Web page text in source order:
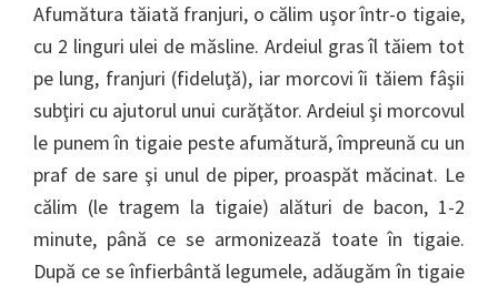
Afumătura tăiată franjuri, o călim uşor într-o tigaie,
cu 2 linguri ulei de măsline. Ardeiul gras îl tăiem tot
pe lung, franjuri (fideluţă), iar morcovi îi tăiem fâşii
subţiri cu ajutorul unui curăţător. Ardeiul şi morcovul
le punem în tigaie peste afumătură, împreună cu un
praf de sare şi unul de piper, proaspăt măcinat. Le
călim (le tragem la tigaie) alături de bacon, 1-2
minute, până ce se armonizează toate în tigaie.
După ce se înfierbântă legumele, adăugăm în tigaie